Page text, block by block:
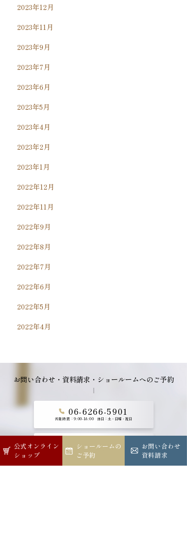
公式オンライン
ショップ
ショールームの
ご予約
お問い合わせ
資料請求
公式オンライン
ショップ
ショールームの
ご予約
お問い合わせ
資料請求
2023年12月
2023年11月
2023年9月
2023年7月
2023年6月
2023年5月
2023年4月
2023年2月
2023年1月
2022年12月
2022年11月
2022年9月
2022年8月
2022年7月
2022年6月
2022年5月
2022年4月
お問い合わせ・資料請求・ショールームへのご予約
06-6266-5901
営業時間：9:00-18:00 休日：土・日曜・祝日
メールでのお問い合わせ